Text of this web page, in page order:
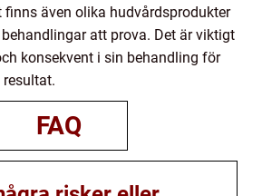
finns även olika hudvårdsprodukter
att prova. Det är viktigt
konsekvent i sin behandling för
FAQ